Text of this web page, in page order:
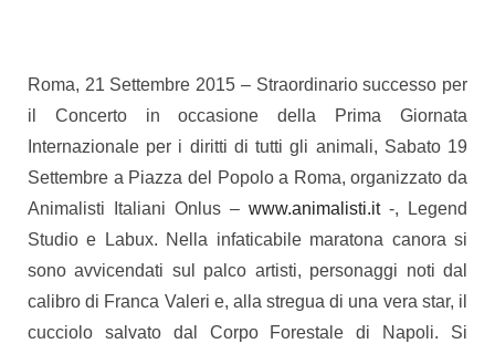
Roma, 21 Settembre 2015 – Straordinario successo per
il Concerto in occasione della Prima Giornata
Internazionale per i diritti di tutti gli animali, Sabato 19
Settembre a Piazza del Popolo a Roma, organizzato da
Animalisti Italiani Onlus – www.animalisti.it-, Legend
Studio e Labux. Nella infaticabile maratona canora si
sono avvicendati sul palco artisti, personaggi noti dal
calibro di Franca Valeri e, alla stregua di una vera star, il
cucciolo salvato dal Corpo Forestale di Napoli. Si